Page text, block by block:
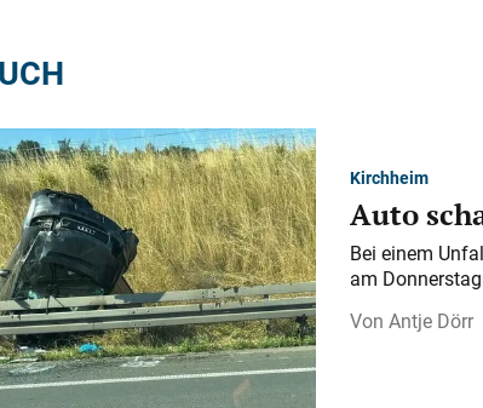
Kirchheim
Auto
Bei einem
am
Antje Dörr